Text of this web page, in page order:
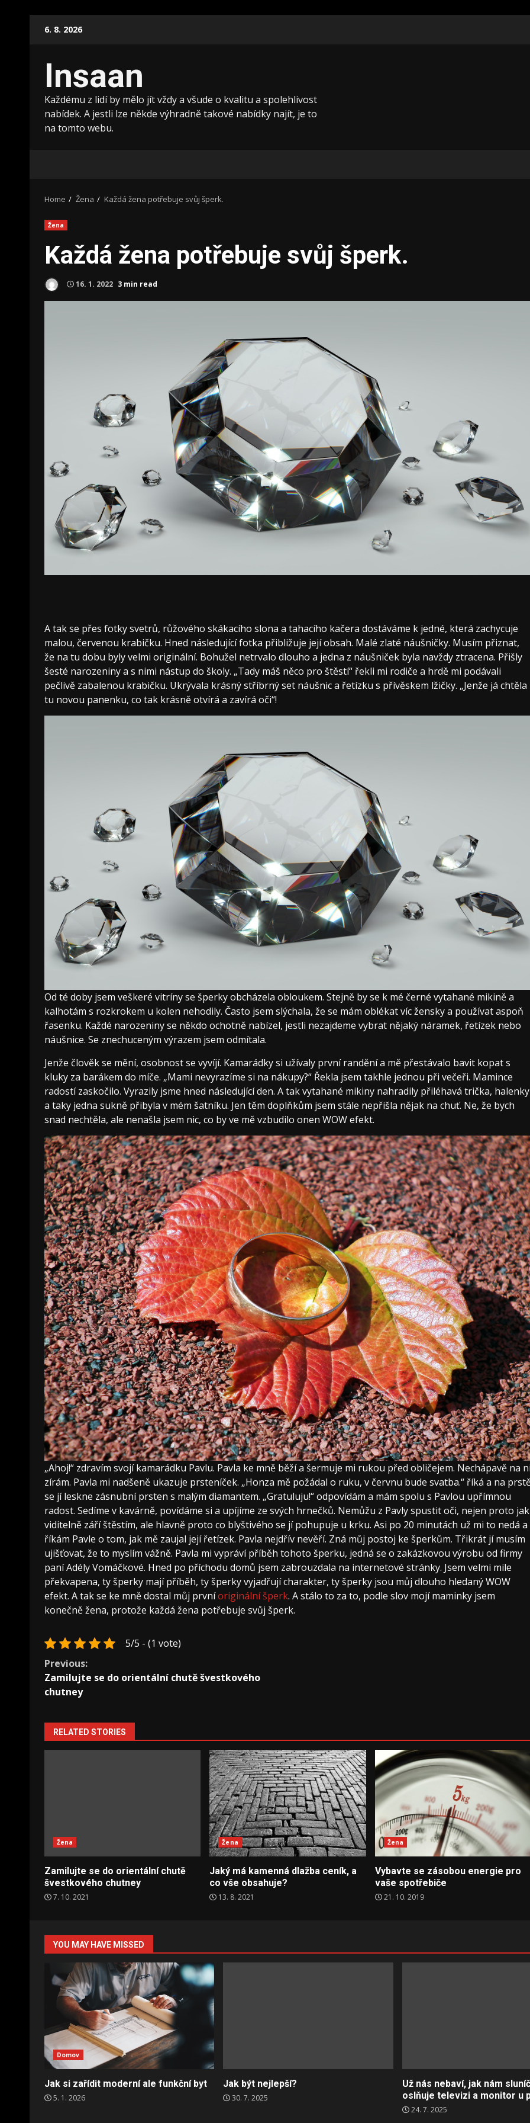
6. 8. 2026
Insaan
Každému z lidí by mělo jít vždy a všude o kvalitu a spolehlivost
nabídek. A jestli lze někde výhradně takové nabídky najít, je to
na tomto webu.
Home Žena Každá žena potřebuje svůj šperk.
Žena
Každá žena potřebuje svůj šperk.
16. 1. 2022 3 min read
A tak se přes fotky svetrů, růžového skákacího slona a tahacího kačera dostáváme k jedné, která zachycuje
malou, červenou krabičku. Hned následující fotka přibližuje její obsah. Malé zlaté náušničky. Musím přiznat,
že na tu dobu byly velmi originální. Bohužel netrvalo dlouho a jedna z náušniček byla navždy ztracena. Přišly
šesté narozeniny a s nimi nástup do školy. „Tady máš něco pro štěstí“ řekli mi rodiče a hrdě mi podávali
pečlivě zabalenou krabičku. Ukrývala krásný stříbrný set náušnic a řetízku s přívěskem lžičky. „Jenže já chtěla
tu novou panenku, co tak krásně otvírá a zavírá oči“!
Od té doby jsem veškeré vitríny se šperky obcházela obloukem. Stejně by se k mé černé vytahané mikině a
kalhotám s rozkrokem u kolen nehodily. Často jsem slýchala, že se mám oblékat víc žensky a používat aspoň
řasenku. Každé narozeniny se někdo ochotně nabízel, jestli nezajdeme vybrat nějaký náramek, řetízek nebo
náušnice. Se znechuceným výrazem jsem odmítala.
Jenže člověk se mění, osobnost se vyvíjí. Kamarádky si užívaly první randění a mě přestávalo bavit kopat s
kluky za barákem do míče. „Mami nevyrazíme si na nákupy?“ Řekla jsem takhle jednou při večeři. Mamince
radostí zaskočilo. Vyrazily jsme hned následující den. A tak vytahané mikiny nahradily přiléhavá trička, halenky
a taky jedna sukně přibyla v mém šatníku. Jen těm doplňkům jsem stále nepřišla nějak na chuť. Ne, že bych
snad nechtěla, ale nenašla jsem nic, co by ve mě vzbudilo onen WOW efekt.
„Ahoj!“ zdravím svojí kamarádku Pavlu. Pavla ke mně běží a šermuje mi rukou před obličejem. Nechápavě na
zírám. Pavla mi nadšeně ukazuje prsteníček. „Honza mě požádal o ruku, v červnu bude svatba.“ říká a na
se jí leskne zásnubní prsten s malým diamantem. „Gratuluju!“ odpovídám a mám spolu s Pavlou upřímnou
radost. Sedíme v kavárně, povídáme si a upíjíme ze svých hrnečků. Nemůžu z Pavly spustit oči, nejen proto jak
viditelně září štěstím, ale hlavně proto co blyštivého se jí pohupuje u krku. Asi po 20 minutách už mi to nedá a
říkám Pavle o tom, jak mě zaujal její řetízek. Pavla nejdřív nevěří. Zná můj postoj ke šperkům. Třikrát jí musím
ujišťovat, že to myslím vážně. Pavla mi vypráví příběh tohoto šperku, jedná se o zakázkovou výrobu od firmy
paní Adély Vomáčkové. Hned po příchodu domů jsem zabrouzdala na internetové stránky. Jsem velmi mile
překvapena, ty šperky mají příběh, ty šperky vyjadřují charakter, ty šperky jsou můj dlouho hledaný WOW
efekt. A tak se ke mně dostal můj prvníoriginální šperk. A stálo to za to, podle slov mojí maminky jsem
konečně žena, protože každá žena potřebuje svůj šperk.
5/5 - (1 vote)
Continue
Reading
Previous:
Zamilujte se do orientální chutě švestkového
chutney
RELATED STORIES
Žena
Zamilujte se do orientální chutě
švestkového chutney
7. 10. 2021
Žena
Jaký má kamenná dlažba ceník, a
co vše obsahuje?
13. 8. 2021
Žena
Vybavte se zásobou energie pro
vaše spotřebiče
21. 10. 2019
YOU MAY HAVE MISSED
Domov
Jak si zařídit moderní ale funkční byt
5. 1. 2026
Jak být nejlepší?
30. 7. 2025
Už nás nebaví, jak nám
oslňuje televizi a monitor u
24. 7. 2025